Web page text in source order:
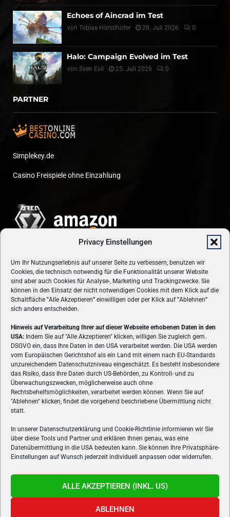
Privacy Einstellungen
Um Ihr Nutzungserlebnis auf unserer Seite zu verbessern, benutzen wir
Cookies, die technisch notwendig für die Funktionalität unserer Website
sind aber auch Cookies für Analyse-, Marketing und Trackingzwecke. Sie
können in den Einsatz der nicht notwendigen Cookies mit dem Klick auf die
Schaltfläche "Alle Akzeptieren" einwilligen oder per Klick auf"Ablehnen"
sich anders entscheiden.
Hinweis auf Verarbeitung Ihrer auf dieser Webseite erhobenen Daten in den
USA: Indem Sie auf "Alle Akzeptieren" klicken, willigen Sie zugleich gem.
DSGVO ein, dass Ihre Daten in den USA verarbeitet werden. Die USA werden
vom Europäischen Gerichtshof als ein Land mit einem nach EU-Standards
unzureichendem Datenschutzniveau eingeschätzt. Es besteht insbesondere
das Risiko, dass Ihre Daten durch US-Behörden, zu Kontroll- und zu
Überwachungszwecken, möglicherweise auch ohne
Rechtsbehelfsmöglichkeiten, verarbeitet werden können. Wenn Sie auf
"Ablehnen" klicken, findet die vorgehend beschriebene Übermittlung nicht
statt.
In unserer Datenschutzerklärung und Cookie-Richtlinie informieren wir Sie
über diese Tools und Partner und erklären Ihnen genau, was eine
Datenübermittlung in die USA bedeuten kann. Sie können Ihre Privatsphäre-
Einstellungen auf Wunsch jederzeit individuell anpassen oder widerrufen.
ALLE AKZEPTIEREN (INKL. US)
ABLEHNEN
Echoes of Aincrad im Test
von Tobias Hörstlhofer 28. Juli 2026 0
Halo: Campaign Evolved im Test
von Sven Evil 25. Juli 2026 0
PARTNER
Simplekey.de
Casino Freispiele ohne Einzahlung
ÜBER UNS
VON GAMERN, FÜR GAMER! Gamers.at ist das älteste Online-
Spielemagazin Österreichs und bringt täglich aktuelle News,
Reviews und Videos zu PC- und Konsolenspielen, Gaming-
Hardware und aus der Welt des e-Sport's.
FOLGE UNS